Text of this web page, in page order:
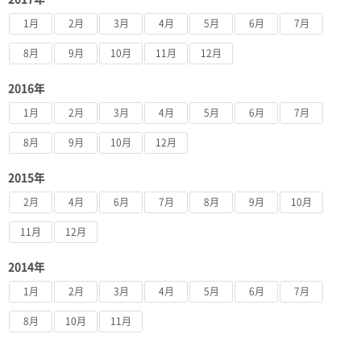
1月 2月 3月 4月 5月 6月 7月
8月 9月 10月 11月 12月
2016年
1月 2月 3月 4月 5月 6月 7月
8月 9月 10月 12月
2015年
2月 4月 6月 7月 8月 9月 10月
11月 12月
2014年
1月 2月 3月 4月 5月 6月 7月
8月 10月 11月